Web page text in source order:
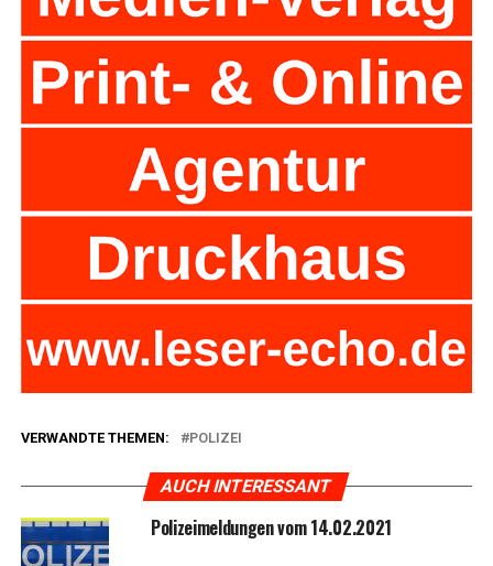
VERWANDTE THEMEN: POLIZEI
AUCH INTERESSANT
Poli­zei­mel­dun­gen vom 14.02.2021